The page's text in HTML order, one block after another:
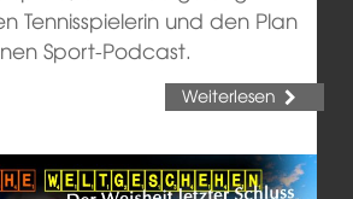
Tennisspielerin und den Plan
Sport-Podcast.
Weiterlesen